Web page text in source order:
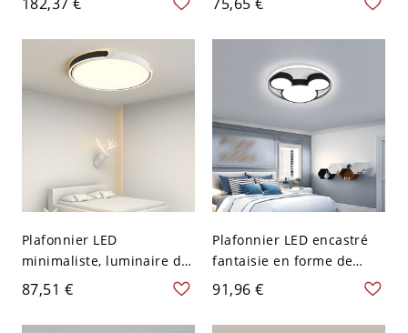
extra-plat pour chambre
et couloir - Noir 110 V-120
V Carré
pour plafonds bas - 110 V-
120 V 91,44 cm Blanc
Plafonnier LED
minimaliste, luminaire de
plafond halo géométrique
avec abat-jour en
acrylique anti-
87,51 €
Plafonnier LED encastré
fantaisie en forme de
souris de dessin animé
pour chambre de bébé et
chambre d’enfant - 45,72
91,96 €